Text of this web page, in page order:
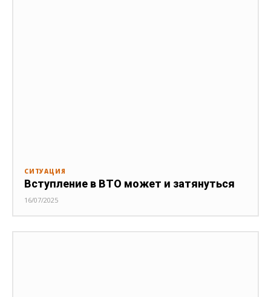
СИТУАЦИЯ
Вступление в ВТО может и затянуться
16/07/2025